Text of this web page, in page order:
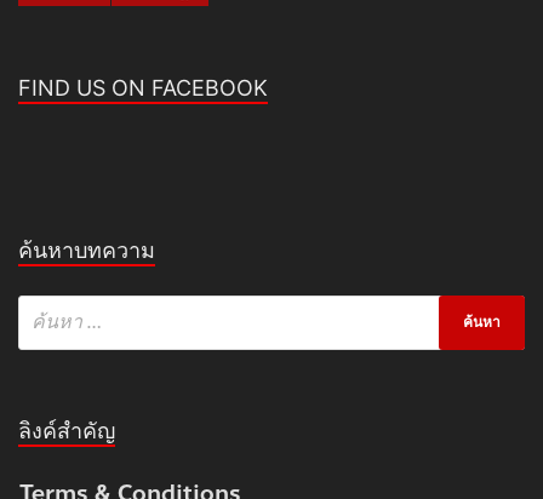
FIND US ON FACEBOOK
ค้นหาบทความ
ลิงค์สำคัญ